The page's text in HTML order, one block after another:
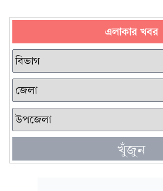
এলাকার খবর
খুঁজুন